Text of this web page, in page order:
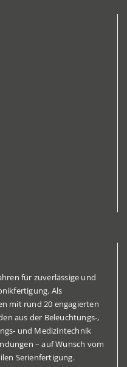
für zuverlässige und
Als
mit rund 20 engagierten
aus der Beleuchtungs‑,
und Medizintechnik
– auf Wunsch vom
Serienfertigung.